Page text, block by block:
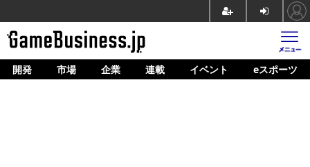
ホーム
開発 市場 企業 連載 イベント eスポーツ